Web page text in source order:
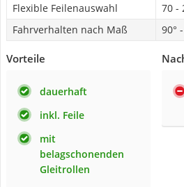
Flexible Feilenauswahl
70 -
Fahrverhalten nach Maß
90°
Vorteile
dauerhaft
inkl. Feile
mit
belagschonenden
Gleitrollen